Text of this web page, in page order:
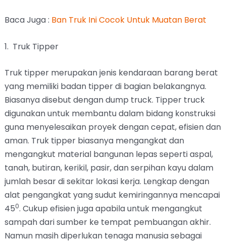
Baca Juga : Ban Truk Ini Cocok Untuk Muatan Berat
1. Truk Tipper
Truk tipper merupakan jenis kendaraan barang berat
yang memiliki badan tipper di bagian belakangnya.
Biasanya disebut dengan dump truck. Tipper truck
digunakan untuk membantu dalam bidang konstruksi
guna menyelesaikan proyek dengan cepat, efisien dan
aman. Truk tipper biasanya mengangkat dan
mengangkut material bangunan lepas seperti aspal,
tanah, butiran, kerikil, pasir, dan serpihan kayu dalam
jumlah besar di sekitar lokasi kerja. Lengkap dengan
alat pengangkat yang sudut kemiringannya mencapai
450. Cukup efisien juga apabila untuk mengangkut
sampah dari sumber ke tempat pembuangan akhir.
Namun masih diperlukan tenaga manusia sebagai